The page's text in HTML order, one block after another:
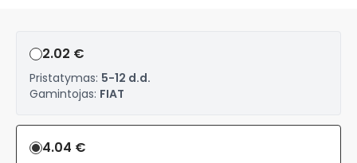
2.02 €
Pristatymas: 5-12 d.d.
Gamintojas: FIAT
4.04 €